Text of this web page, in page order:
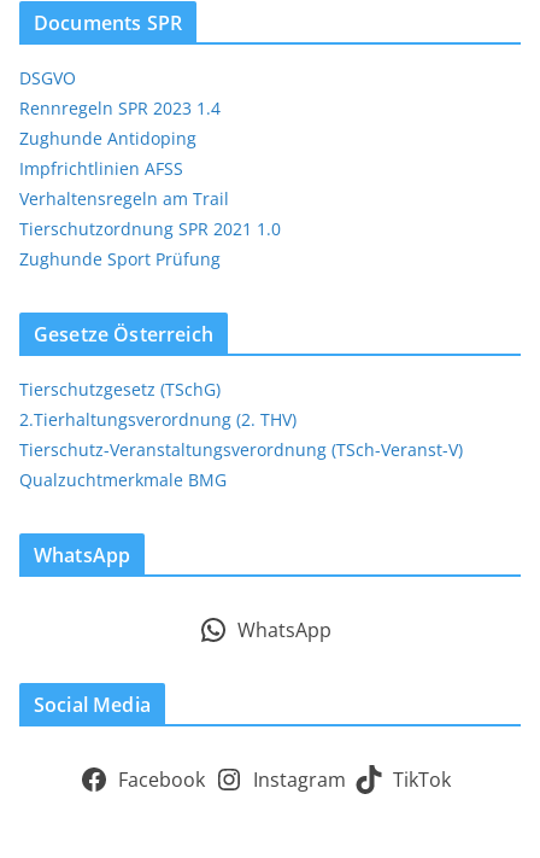
Documents SPR
DSGVO
Rennregeln SPR 2023 1.4
Zughunde Antidoping
Impfrichtlinien AFSS
Verhaltensregeln am Trail
Tierschutzordnung SPR 2021 1.0
Zughunde Sport Prüfung
Gesetze Österreich
Tierschutzgesetz (TSchG)
2.Tierhaltungsverordnung (2. THV)
Tierschutz-Veranstaltungsverordnung (TSch-Veranst-V)
Qualzuchtmerkmale BMG
WhatsApp
WhatsApp
Social Media
Facebook Instagram TikTok